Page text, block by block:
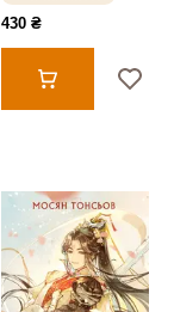
430 ₴